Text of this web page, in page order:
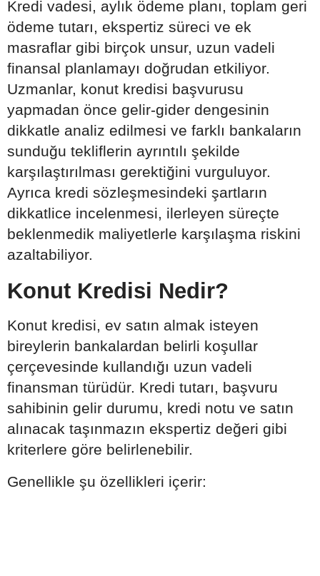
Kredi vadesi, aylık ödeme planı, toplam geri
ödeme tutarı, ekspertiz süreci ve ek
masraflar gibi birçok unsur, uzun vadeli
finansal planlamayı doğrudan etkiliyor.
Uzmanlar, konut kredisi başvurusu
yapmadan önce gelir-gider dengesinin
dikkatle analiz edilmesi ve farklı bankaların
sunduğu tekliflerin ayrıntılı şekilde
karşılaştırılması gerektiğini vurguluyor.
Ayrıca kredi sözleşmesindeki şartların
dikkatlice incelenmesi, ilerleyen süreçte
beklenmedik maliyetlerle karşılaşma riskini
azaltabiliyor.
Konut Kredisi Nedir?
Konut kredisi, ev satın almak isteyen
bireylerin bankalardan belirli koşullar
çerçevesinde kullandığı uzun vadeli
finansman türüdür. Kredi tutarı, başvuru
sahibinin gelir durumu, kredi notu ve satın
alınacak taşınmazın ekspertiz değeri gibi
kriterlere göre belirlenebilir.
Genellikle şu özellikleri içerir: